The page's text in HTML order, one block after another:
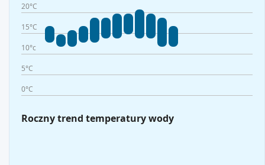
20°C
15°C
10°c
5°C
0°C
Roczny trend temperatury wody